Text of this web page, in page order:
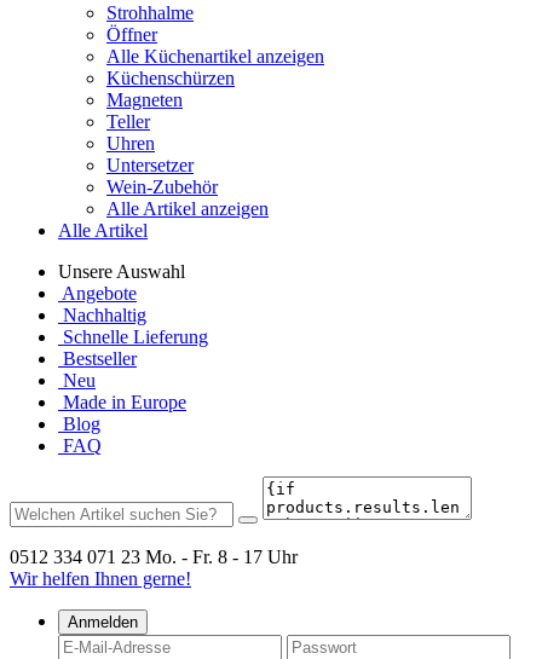
Strohhalme
Öffner
Alle Küchenartikel anzeigen
Küchenschürzen
Magneten
Teller
Uhren
Untersetzer
Wein-Zubehör
Alle Artikel anzeigen
Alle Artikel
Unsere Auswahl
Angebote
Nachhaltig
Schnelle Lieferung
Bestseller
Neu
Made in Europe
Blog
FAQ
0512 334 071 23 Mo. - Fr. 8 - 17 Uhr
Wir helfen Ihnen gerne!
Anmelden